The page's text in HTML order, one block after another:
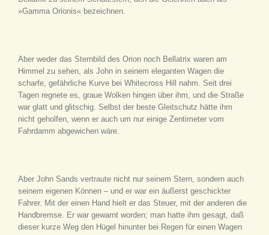
»Gamma Orionis« bezeichnen.
Aber weder das Sternbild des Orion noch Bellatrix waren am
Himmel zu sehen, als John in seinem eleganten Wagen die
scharfe, gefährliche Kurve bei Whitecross Hill nahm. Seit drei
Tagen regnete es, graue Wolken hingen über ihm, und die Straße
war glatt und glitschig. Selbst der beste Gleitschutz hätte ihm
nicht geholfen, wenn er auch um nur einige Zentimeter vom
Fahrdamm abgewichen wäre.
Aber John Sands vertraute nicht nur seinem Stern, sondern auch
seinem eigenen Können – und er war ein äußerst geschickter
Fahrer. Mit der einen Hand hielt er das Steuer, mit der anderen die
Handbremse. Er war gewarnt worden; man hatte ihm gesagt, daß
dieser kurze Weg den Hügel hinunter bei Regen für einen Wagen